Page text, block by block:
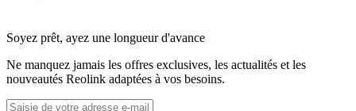
Soyez prêt, ayez une longueur d'avance
Ne manquez jamais les offres exclusives, les actualités et les
nouveautés Reolink adaptées à vos besoins.